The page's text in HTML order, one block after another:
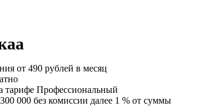
от 490 рублей в месяц
тарифе Профессиональный
300 000 без комиссии далее 1 % от суммы